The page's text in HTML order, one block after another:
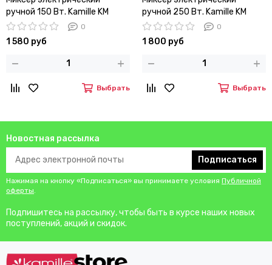
ручной 150 Вт. Kamille KM
6750
0
1 580 руб
Выбрать
ручной 250 Вт. Kamille KM
6751
0
1 800 руб
Выбрать
Новостная рассылка
Подписаться
Нажимая на кнопку «Подписаться» вы принимаете условия Публичной
оферты.
Подпишитесь на рассылку, чтобы быть в курсе наших новых
поступлений, акций и скидок.